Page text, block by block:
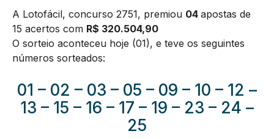
A Lotofácil, concurso 2751, premiou 04 apostas de
15 acertos com R$ 320.504,90
O sorteio aconteceu hoje (01), e teve os seguintes
números sorteados:
01 – 02 – 03 – 05 – 09 – 10 – 12 –
13 – 15 – 16 – 17 – 19 – 23 – 24 –
25